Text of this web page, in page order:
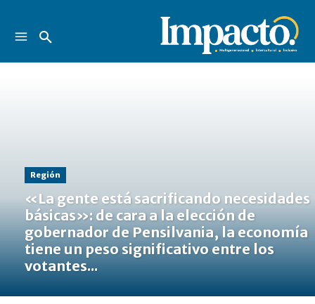
Región
«La gente está sacrificando necesidades
básicas»: de cara a la elección de
gobernador de Pensilvania, la economía
tiene un peso significativo entre los
votantes...